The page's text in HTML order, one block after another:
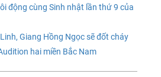
động cùng Sinh nhật lần thứ 9 của
Giang Hồng Ngọc sẽ đốt cháy
hai miền Bắc Nam